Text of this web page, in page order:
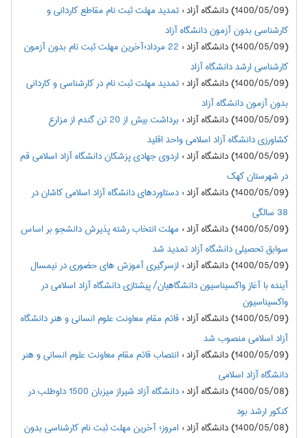
(1400/05/09) دانشگاه آزاد
:تمدید مهلت ثبت نام مقاطع کاردانی و
کارشناسی بدون آزمون دانشگاه آزاد
(1400/05/09) دانشگاه آزاد
:
22 مرداد؛آخرین مهلت ثبت نام بدون آزمون
کارشناسی ارشد دانشگاه آزاد
(1400/05/09) دانشگاه آزاد
:تمدید مهلت ثبت نام در کارشناسی و کاردانی
بدون آزمون دانشگاه آزاد
(1400/05/09) دانشگاه آزاد
:
برداشت بیش از 20 تن گندم از مزارع
کشاورزی دانشگاه آزاد اسلامی واحد اقلید
(1400/05/09) دانشگاه آزاد
:اردوی جهادی پزشکان دانشگاه آزاد اسلامی قم
در شهرستان کهک
(1400/05/09) دانشگاه آزاد
:دستاوردهای دانشگاه آزاد اسلامی کاشان در
38 سالگی
(1400/05/09) دانشگاه آزاد
:مهلت انتخاب رشته پذیرش دانشجو بر اساس
سوابق تحصیلی دانشگاه آزاد تمدید شد
(1400/05/09) دانشگاه آزاد
:ازسرگیری آموزش های حضوری در نیمسال
آینده با آغاز واکسیناسیون دانشگاهیان/ پیشتازی دانشگاه آزاد اسلامی در
واکسیناسیون
(1400/05/09) دانشگاه آزاد
:قائم مقام معاونت علوم انسانی و هنر دانشگاه
آزاد اسلامی منصوب شد
(1400/05/09) دانشگاه آزاد
:انتصاب قائم مقام معاونت علوم انسانی و هنر
دانشگاه آزاد اسلامی
(1400/05/08) دانشگاه آزاد
:
دانشگاه آزاد شیراز میزبان 1500 داوطلب در
کنکور ارشد بود
(1400/05/08) دانشگاه آزاد
:امروز؛ آخرین مهلت ثبت نام کارشناسی بدون